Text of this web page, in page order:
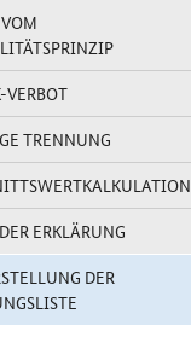
VERBOT
TRENNUNG
ERKLÄRUNG
DER